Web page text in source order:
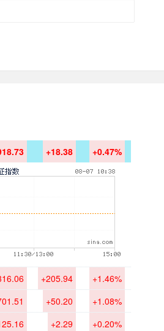
+18.38 +0.47%
+205.94 +1.46%
+50.20 +1.08%
+2.29 +0.20%